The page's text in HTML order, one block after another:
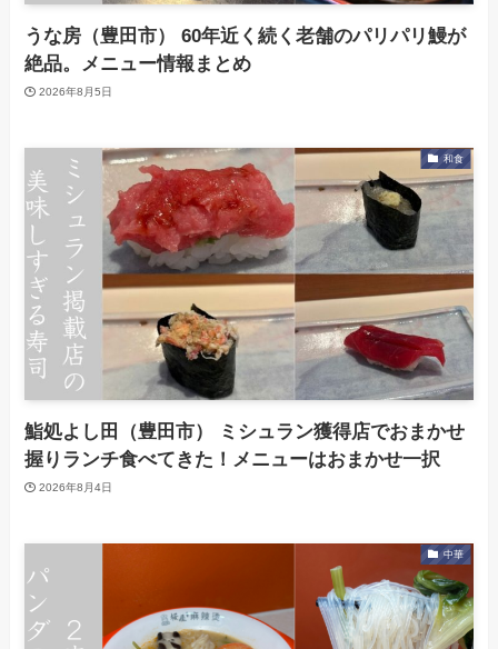
うな房（豊田市） 60年近く続く老舗のパリパリ鰻が
絶品。メニュー情報まとめ
2026年8月5日
和食
鮨処よし田（豊田市） ミシュラン獲得店でおまかせ
握りランチ食べてきた！メニューはおまかせ一択
2026年8月4日
中華